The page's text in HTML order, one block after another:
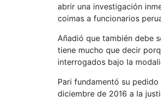
abrir una investigación
coimas a funcionarios
Añadió que también debe
tiene mucho que decir
interrogados bajo la
Pari fundamentó su
diciembre de 2016 a la